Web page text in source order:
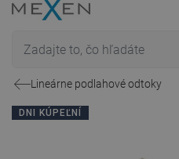
Lineárne podlahové odtoky
DNI KÚPEĽNÍ